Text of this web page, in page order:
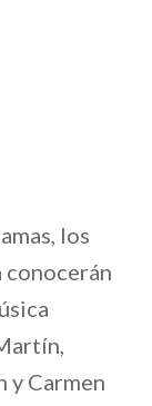
los
conocerán
y Carmen